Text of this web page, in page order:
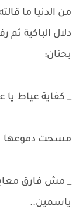
من الدنيا ما
دلال الباكية
بحنان:
_ كفاية عياط يا
مسحت دموعها
_ مش فارق
ياسمين..